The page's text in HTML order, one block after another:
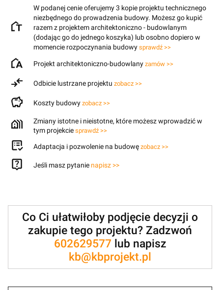
W podanej cenie oferujemy 3 kopie projektu technicznego
niezbędnego do prowadzenia budowy. Możesz go kupić
razem z projektem architektoniczno - budowlanym
(dodając go do jednego koszyka) lub osobno dopiero w
momencie rozpoczynania budowy sprawdź >>
Projekt architektoniczno-budowlany zamów >>
Odbicie lustrzane projektu zobacz >>
Koszty budowy zobacz >>
Zmiany istotne i nieistotne, które możesz wprowadzić w
tym projekcie sprawdź >>
Adaptacja i pozwolenie na budowę zobacz >>
Jeśli masz pytanie napisz >>
Co Ci ułatwiłoby podjęcie decyzji o
zakupie tego projektu? Zadzwoń
602629577lub napisz
kb@kbprojekt.pl